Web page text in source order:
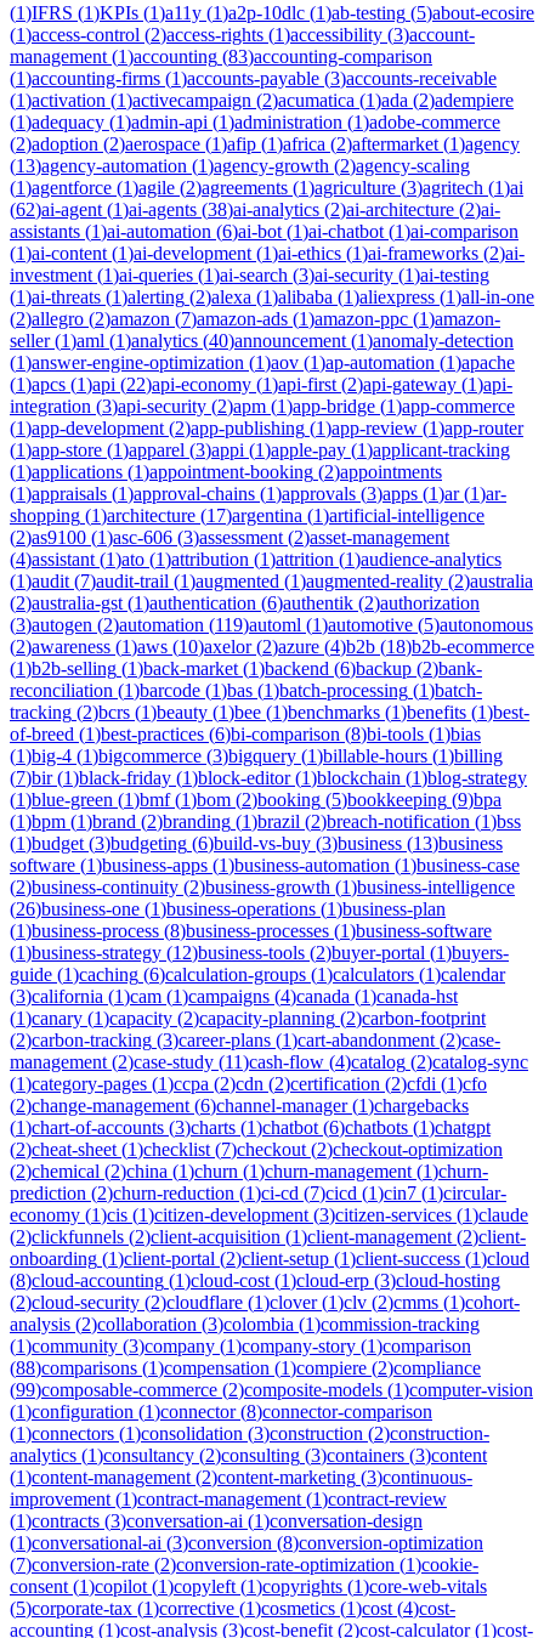
(1)IFRS (1)KPIs (1)a11y (1)a2p-10dlc (1)ab-testing (5)about-ecosire
(1)access-control (2)access-rights (1)accessibility (3)account-
management (1)accounting (83)accounting-comparison
(1)accounting-firms (1)accounts-payable (3)accounts-receivable
(1)activation (1)activecampaign (2)acumatica (1)ada (2)adempiere
(1)adequacy (1)admin-api (1)administration (1)adobe-commerce
(2)adoption (2)aerospace (1)afip (1)africa (2)aftermarket (1)agency
(13)agency-automation (1)agency-growth (2)agency-scaling
(1)agentforce (1)agile (2)agreements (1)agriculture (3)agritech (1)ai
(62)ai-agent (1)ai-agents (38)ai-analytics (2)ai-architecture (2)ai-
assistants (1)ai-automation (6)ai-bot (1)ai-chatbot (1)ai-comparison
(1)ai-content (1)ai-development (1)ai-ethics (1)ai-frameworks (2)ai-
investment (1)ai-queries (1)ai-search (3)ai-security (1)ai-testing
(1)ai-threats (1)alerting (2)alexa (1)alibaba (1)aliexpress (1)all-in-one
(2)allegro (2)amazon (7)amazon-ads (1)amazon-ppc (1)amazon-
seller(1)aml (1)analytics (40)announcement (1)anomaly-detection
(1)answer-engine-optimization (1)aov (1)ap-automation (1)apache
(1)apcs (1)api (22)api-economy (1)api-first (2)api-gateway (1)api-
integration (3)api-security (2)apm (1)app-bridge (1)app-commerce
(1)app-development (2)app-publishing (1)app-review (1)app-router
(1)app-store (1)apparel (3)appi (1)apple-pay (1)applicant-tracking
(1)applications (1)appointment-booking (2)appointments
(1)appraisals (1)approval-chains (1)approvals (3)apps (1)ar(1)ar-
shopping (1)architecture (17)argentina (1)artificial-intelligence
(2)as9100 (1)asc-606 (3)assessment (2)asset-management
(4)assistant (1)ato (1)attribution (1)attrition (1)audience-analytics
(1)audit (7)audit-trail (1)augmented (1)augmented-reality (2)australia
(2)australia-gst (1)authentication (6)authentik (2)authorization
(3)autogen (2)automation (119)automl (1)automotive (5)autonomous
(2)awareness (1)aws (10)axelor(2)azure (4)b2b (18)b2b-ecommerce
(1)b2b-selling (1)back-market (1)backend (6)backup (2)bank-
reconciliation (1)barcode (1)bas (1)batch-processing (1)batch-
tracking (2)bcrs (1)beauty (1)bee (1)benchmarks (1)benefits (1)best-
of-breed (1)best-practices (6)bi-comparison (8)bi-tools (1)bias
(1)big-4 (1)bigcommerce (3)bigquery (1)billable-hours (1)billing
(7)bir(1)black-friday (1)block-editor(1)blockchain (1)blog-strategy
(1)blue-green (1)bmf(1)bom (2)booking (5)bookkeeping (9)bpa
(1)bpm (1)brand (2)branding (1)brazil (2)breach-notification (1)bss
(1)budget (3)budgeting (6)build-vs-buy (3)business (13)business
software (1)business-apps (1)business-automation (1)business-case
(2)business-continuity (2)business-growth (1)business-intelligence
(26)business-one (1)business-operations (1)business-plan
(1)business-process (8)business-processes (1)business-software
(1)business-strategy (12)business-tools (2)buyer-portal (1)buyers-
guide (1)caching (6)calculation-groups (1)calculators (1)calendar
(3)california (1)cam (1)campaigns (4)canada (1)canada-hst
(1)canary (1)capacity (2)capacity-planning (2)carbon-footprint
(2)carbon-tracking (3)career-plans (1)cart-abandonment (2)case-
management (2)case-study (11)cash-flow (4)catalog (2)catalog-sync
(1)category-pages (1)ccpa (2)cdn (2)certification (2)cfdi (1)cfo
(2)change-management (6)channel-manager(1)chargebacks
(1)chart-of-accounts (3)charts (1)chatbot (6)chatbots (1)chatgpt
(2)cheat-sheet (1)checklist (7)checkout (2)checkout-optimization
(2)chemical (2)china (1)churn (1)churn-management (1)churn-
prediction (2)churn-reduction (1)ci-cd (7)cicd (1)cin7 (1)circular-
economy (1)cis (1)citizen-development (3)citizen-services (1)claude
(2)clickfunnels (2)client-acquisition (1)client-management (2)client-
onboarding (1)client-portal (2)client-setup (1)client-success (1)cloud
(8)cloud-accounting (1)cloud-cost (1)cloud-erp (3)cloud-hosting
(2)cloud-security (2)cloudflare (1)clover(1)clv (2)cmms (1)cohort-
analysis (2)collaboration (3)colombia (1)commission-tracking
(1)community (3)company (1)company-story (1)comparison
(88)comparisons (1)compensation (1)compiere (2)compliance
(99)composable-commerce (2)composite-models (1)computer-vision
(1)configuration (1)connector(8)connector-comparison
(1)connectors (1)consolidation (3)construction (2)construction-
analytics (1)consultancy (2)consulting (3)containers (3)content
(1)content-management (2)content-marketing (3)continuous-
improvement (1)contract-management (1)contract-review
(1)contracts (3)conversation-ai (1)conversation-design
(1)conversational-ai (3)conversion (8)conversion-optimization
(7)conversion-rate (2)conversion-rate-optimization (1)cookie-
consent (1)copilot (1)copyleft (1)copyrights (1)core-web-vitals
(5)corporate-tax (1)corrective (1)cosmetics (1)cost (4)cost-
accounting (1)cost-analysis (3)cost-benefit (2)cost-calculator(1)cost-